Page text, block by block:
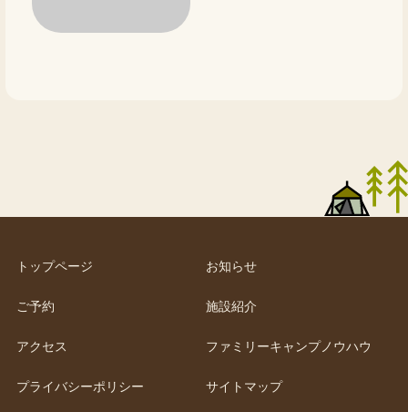
トップページ お知らせ
ご予約 施設紹介
アクセス ファミリーキャンプノウハウ
プライバシーポリシー サイトマップ